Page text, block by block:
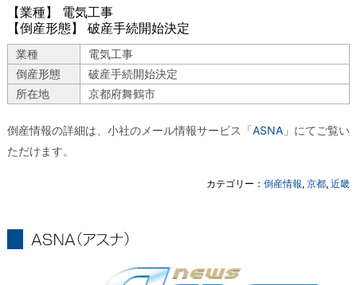
【業種】 電気工事
【倒産形態】 破産手続開始決定
業種
電気工事
倒産形態
破産手続開始決定
所在地
京都府舞鶴市
倒産情報の詳細は、小社のメール情報サービス「ASNA 」にてご覧い
ただけます。
カテゴリー：倒産情報,京都,近畿